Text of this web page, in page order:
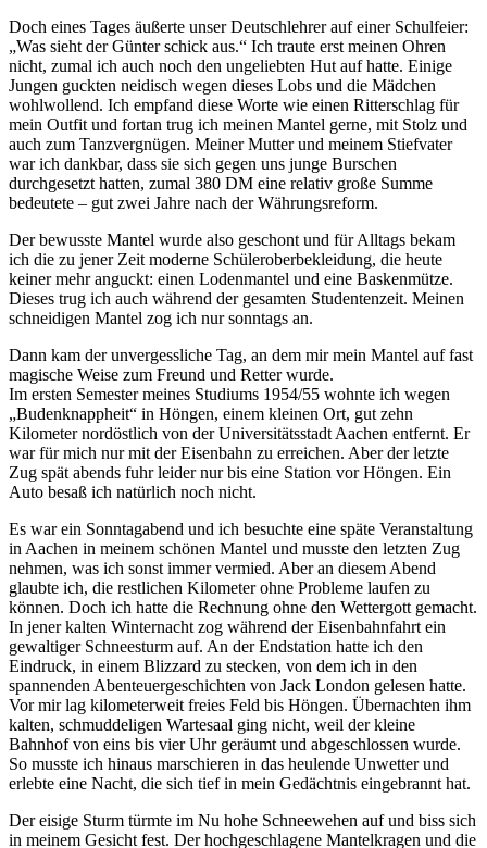
Doch eines Tages äußerte unser Deutschlehrer auf einer Schulfeier:
Was sieht der Günter schick aus.
Ich traute erst meinen Ohren
nicht, zumal ich auch noch den ungeliebten Hut auf hatte. Einige
Jungen guckten neidisch wegen dieses Lobs und die Mädchen
wohlwollend. Ich empfand diese Worte wie einen Ritterschlag für
mein Outfit und fortan trug ich meinen Mantel gerne, mit Stolz und
auch zum Tanzvergnügen. Meiner Mutter und meinem Stiefvater
war ich dankbar, dass sie sich gegen uns junge Burschen
durchgesetzt hatten, zumal 380 DM eine relativ große Summe
bedeutete – gut zwei Jahre nach der Währungsreform.
Der bewusste Mantel wurde also geschont und für Alltags bekam
ich die zu jener Zeit moderne Schüleroberbekleidung, die heute
keiner mehr anguckt: einen Lodenmantel und eine Baskenmütze.
Dieses trug ich auch während der gesamten Studentenzeit. Meinen
schneidigen Mantel zog ich nur sonntags an.
Dann kam der unvergessliche Tag, an dem mir mein Mantel auf fast
magische Weise zum Freund und Retter wurde.
Im ersten Semester meines Studiums 1954/55 wohnte ich wegen
Budenknappheit
in Höngen, einem kleinen Ort, gut zehn
Kilometer nordöstlich von der Universitätsstadt Aachen entfernt. Er
war für mich nur mit der Eisenbahn zu erreichen. Aber der letzte
Zug spät abends fuhr leider nur bis eine Station vorHöngen. Ein
Auto besaß ich natürlich noch nicht.
Es war ein Sonntagabend und ich besuchte eine späte Veranstaltung
in Aachen in meinem schönen Mantel und musste den letzten Zug
nehmen, was ich sonst immer vermied. Aber an diesem Abend
glaubte ich, die restlichen Kilometer ohne Probleme laufen zu
können. Doch ich hatte die Rechnung ohne den Wettergott gemacht.
In jener kalten Winternacht zog während der Eisenbahnfahrt ein
gewaltiger Schneesturm auf. An der Endstation hatte ich den
Eindruck, in einem Blizzard zu stecken, von dem ich in den
spannenden Abenteuergeschichten von Jack London gelesen hatte.
Vor mir lag kilometerweit freies Feld bis Höngen. Übernachten ihm
kalten, schmuddeligen Wartesaal ging nicht, weil der kleine
Bahnhof von eins bis vier Uhr geräumt und abgeschlossen wurde.
So musste ich hinaus marschieren in das heulende Unwetter und
erlebte eine Nacht, die sich tief in mein Gedächtnis eingebrannt hat.
Der eisige Sturm türmte im Nu hohe Schneewehen auf und biss sich
in meinem Gesicht fest. Der hochgeschlagene Mantelkragen und die